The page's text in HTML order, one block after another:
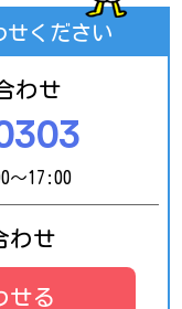
せください
わせ
～17:00
わせ
せる